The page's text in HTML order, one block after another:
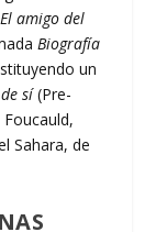
El amigo del
Biografía
un
sí(Pre-
Sahara, de